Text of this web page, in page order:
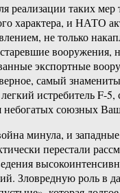
реализации таких мер
характера, и НАТО
не только
вооружения,
экспортные
самый
истребитель F-
небогатых союзных
минула, и
перестали
Зловредную роль в